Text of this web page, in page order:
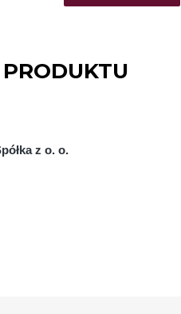
z o. o.